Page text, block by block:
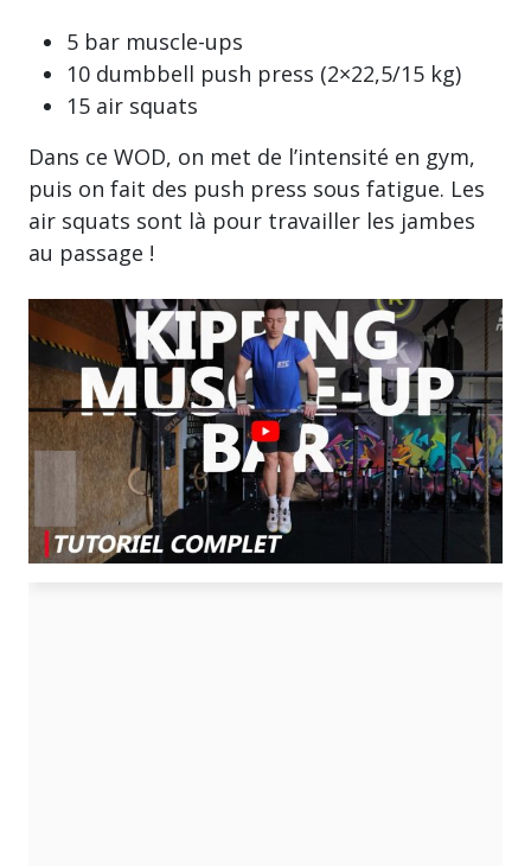
5 bar muscle-ups
10 dumbbell push press (2×22,5/15 kg)
15 air squats
Dans ce WOD, on met de l’intensité en gym,
puis on fait des push press sous fatigue. Les
air squats sont là pour travailler les jambes
au passage !